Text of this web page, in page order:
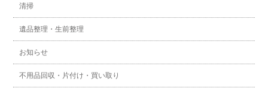
清掃
遺品整理・生前整理
お知らせ
不用品回収・片付け・買い取り